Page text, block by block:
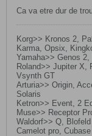
Ca va etre dur de
Korg>> Kronos 2,
Karma, Opsix,
Yamaha>> Genos
Roland>> Jupiter X,
Vsynth GT
Arturia>> Origin,
Solaris
Ketron>> Event, 2
Muse>> Receptor
Waldorf>> Q, Blofeld
Camelot pro,